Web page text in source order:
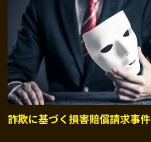
詐欺に基づく損害賠償請求事件